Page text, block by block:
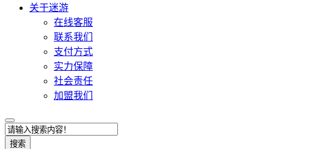
关于迷游
在线客服
联系我们
支付方式
实力保障
社会责任
加盟我们
搜索